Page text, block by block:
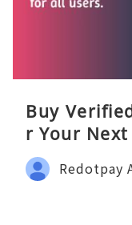
Buy
r Your Next
Redotpay